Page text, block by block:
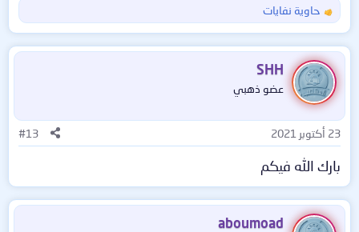
ل
ت
ف
ا
ع
ا
ت
حاوية نفايات
SHH
عضو ذهبي
23 أكتوبر 2021 #13
بارك الله فيكم
aboumoad